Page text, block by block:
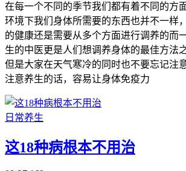
在每一个不同的季节我们都有着不同的方
环境下我们身体所需要的东西也并不一样
的健康还是需要从多个方面进行调养的而
生的中医更是人们想调养身体的最佳方法
但是大家在天气寒冷的同时也不要忘记注
注意养生的话，容易让身体免疫力
日常养生
这18种病根本不用治